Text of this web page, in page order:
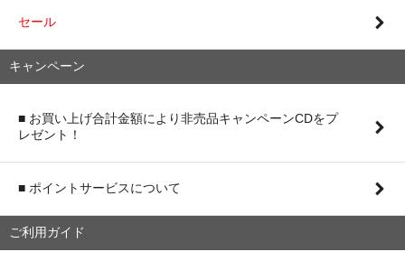
セール
キャンペーン
■ お買い上げ合計金額により非売品キャンペーンCDをプ
レゼント！
■ ポイントサービスについて
ご利用ガイド